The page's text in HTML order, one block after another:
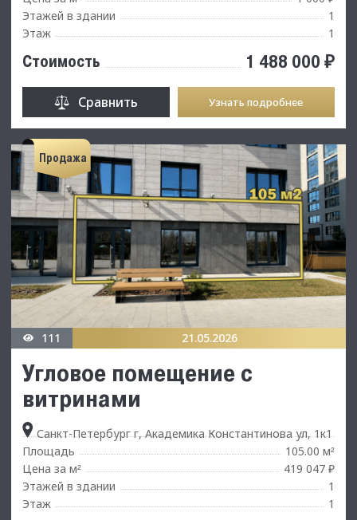
Этажей в здании
1
Этаж
1
Стоимость 1 488 000 ₽
Сравнить Узнать подробнее
Продажа
111 21.05.2026
Угловое помещение с
витринами
Санкт-Петербург г, Академика Константинова ул, 1к1
Площадь
105.00 м²
Цена за м²
419 047 ₽
Этажей в здании
1
Этаж
1